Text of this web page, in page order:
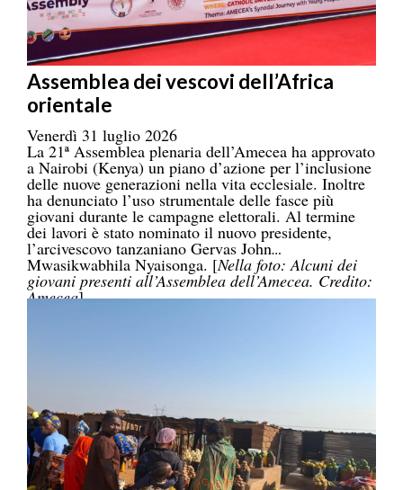
Assemblea dei vescovi dell’Africa
orientale
Venerdì 31 luglio 2026
La 21ª Assemblea plenaria dell’Amecea ha approvato
a Nairobi (Kenya) un piano d’azione per l’inclusione
delle nuove generazioni nella vita ecclesiale. Inoltre
ha denunciato l’uso strumentale delle fasce più
giovani durante le campagne elettorali. Al termine
dei lavori è stato nominato il nuovo presidente,
l’arcivescovo tanzaniano Gervas John
Mwasikwabhila Nyaisonga. [Nella foto: Alcuni dei
giovani presenti all’Assemblea dell’Amecea. Credito:
Amecea]